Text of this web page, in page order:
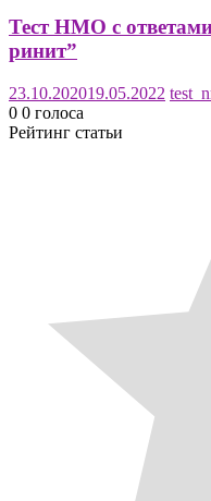
Тест НМО с
ринит”
23.10.202019.05.2022
0 0 голоса
Рейтинг статьи